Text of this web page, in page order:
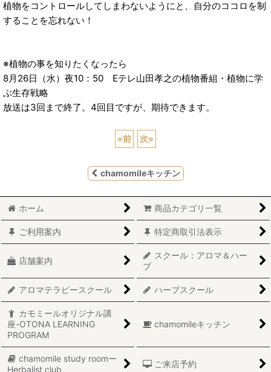
植物をコントロールしてしまわないようにと、自分のココロを制
することを忘れない！
※植物の事を知りたくなったら
8月26日（水）夜10：50 Eテレ山田孝之の植物番組・植物に学
ぶ生存戦略
放送は3回まで終了。4回目ですが、期待できます。
«前 次»
chamomileキッチン
ホーム 商品カテゴリ一覧
ご利用案内 特定商取引法表示
店舗案内
スクール：アロマ＆ハー
ブ
アロマテラピースクール ハーブスクール
カモミールオリジナル講
座-OTONA LEARNING
PROGRAM
chamomileキッチン
chamomile study roomー
Herbalist club
ご来店予約